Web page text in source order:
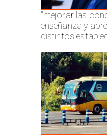
"mejorar las
enseñanza y
distintos